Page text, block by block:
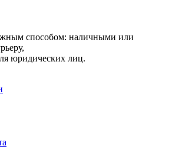
способом: наличными или
юридических лиц.